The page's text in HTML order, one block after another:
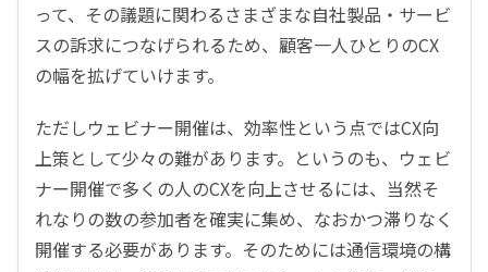
って、その議題に関わるさまざまな自社製品・サービ
スの訴求につなげられるため、顧客一人ひとりのCX
の幅を拡げていけます。
ただしウェビナー開催は、効率性という点ではCX向
上策として少々の難があります。というのも、ウェビ
ナー開催で多くの人のCXを向上させるには、当然そ
れなりの数の参加者を確実に集め、なおかつ滞りなく
開催する必要があります。そのためには通信環境の構